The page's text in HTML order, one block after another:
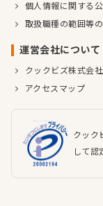
個人情報に関する
取扱職種の範囲等
運営会社について
クックビズ株式会社
アクセスマップ
クック
して認